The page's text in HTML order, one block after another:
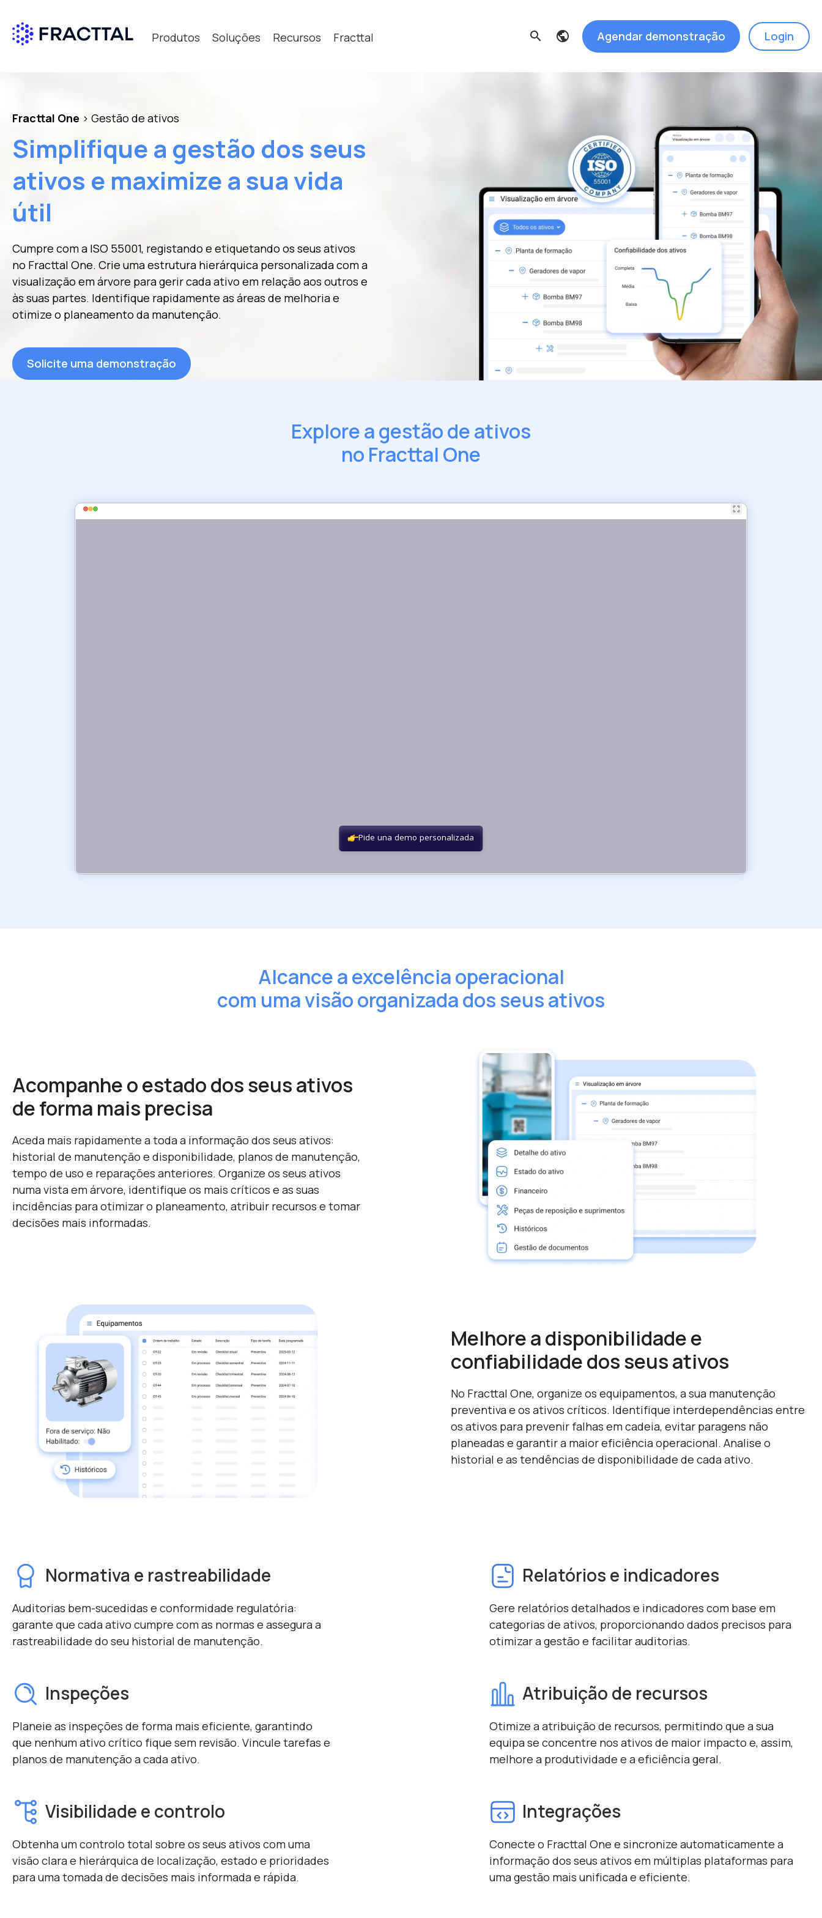
Produtos Soluções Recursos Fracttal search Agendar demonstração Login
Fracttal One > Gestão de ativos
Simplifique a gestão dos seus
ativos e maximize a sua vida
útil
Cumpre com a ISO 55001, registando e etiquetando os seus ativos
no Fracttal One. Crie uma estrutura hierárquica personalizada com a
visualização em árvore para gerir cada ativo em relação aos outros e
às suas partes. Identifique rapidamente as áreas de melhoria e
otimize o planeamento da manutenção.
Solicite uma demonstração
Explore a gestão de ativos
no Fracttal One
Alcance a excelência operacional
com uma visão organizada dos seus ativos
Acompanhe o estado dos seus ativos
de forma mais precisa
Aceda mais rapidamente a toda a informação dos seus ativos:
historial de manutenção e disponibilidade, planos de manutenção,
tempo de uso e reparações anteriores. Organize os seus ativos
numa vista em árvore, identifique os mais críticos e as suas
incidências para otimizar o planeamento, atribuir recursos e tomar
decisões mais informadas.
Melhore a disponibilidade e
confiabilidade dos seus ativos
No Fracttal One, organize os equipamentos, a sua manutenção
preventiva e os ativos críticos. Identifique interdependências entre
os ativos para prevenir falhas em cadeia, evitar paragens não
planeadas e garantir a maior eficiência operacional. Analise o
historial e as tendências de disponibilidade de cada ativo.
Normativa e rastreabilidade
Auditorias bem-sucedidas e conformidade regulatória:
garante que cada ativo cumpre com as normas e assegura a
rastreabilidade do seu historial de manutenção.
Relatórios e indicadores
Gere relatórios detalhados e indicadores com base em
categorias de ativos, proporcionando dados precisos para
otimizar a gestão e facilitar auditorias.
Inspeções
Planeie as inspeções de forma mais eficiente, garantindo
que nenhum ativo crítico fique sem revisão. Vincule tarefas e
planos de manutenção a cada ativo.
Atribuição de recursos
Otimize a atribuição de recursos, permitindo que a sua
equipa se concentre nos ativos de maior impacto e, assim,
melhore a produtividade e a eficiência geral.
Visibilidade e controlo
Obtenha um controlo total sobre os seus ativos com uma
visão clara e hierárquica de localização, estado e prioridades
para uma tomada de decisões mais informada e rápida.
Integrações
Conecte o Fracttal One e sincronize automaticamente a
informação dos seus ativos em múltiplas plataformas para
uma gestão mais unificada e eficiente.